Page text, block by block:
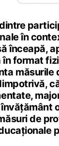
în
înceapă,
în format
măsurile
de